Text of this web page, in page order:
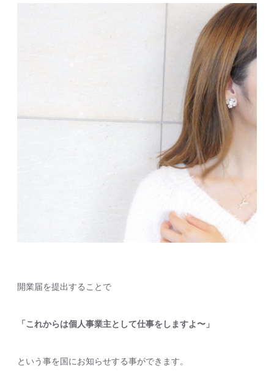
開業届を提出することで
「これからは個人事業主として仕事をしますよ〜」
という事を国にお知らせする事ができます。